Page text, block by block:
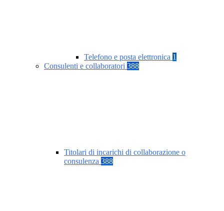
Telefono e posta elettronica 1
Consulenti e collaboratori 388
Titolari di incarichi di collaborazione o
consulenza 388